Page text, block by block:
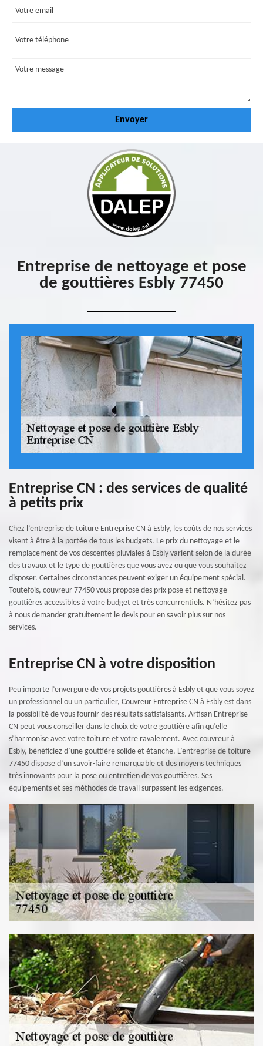
Entreprise de nettoyage et pose
de gouttières Esbly 77450
Entreprise CN : des services de qualité
à petits prix
Chez l’entreprise de toiture Entreprise CN à Esbly, les coûts de nos services
visent à être à la portée de tous les budgets. Le prix du nettoyage et le
remplacement de vos descentes pluviales à Esbly varient selon de la durée
des travaux et le type de gouttières que vous avez ou que vous souhaitez
disposer. Certaines circonstances peuvent exiger un équipement spécial.
Toutefois, couvreur 77450 vous propose des prix pose et nettoyage
gouttières accessibles à votre budget et très concurrentiels. N’hésitez pas
à nous demander gratuitement le devis pour en savoir plus sur nos
services.
Entreprise CN à votre disposition
Peu importe l’envergure de vos projets gouttières à Esbly et que vous soyez
un professionnel ou un particulier, Couvreur Entreprise CN à Esbly est dans
la possibilité de vous fournir des résultats satisfaisants. Artisan Entreprise
CN peut vous conseiller dans le choix de votre gouttière afin qu’elle
s’harmonise avec votre toiture et votre ravalement. Avec couvreur à
Esbly, bénéficiez d’une gouttière solide et étanche. L’entreprise de toiture
77450 dispose d’un savoir-faire remarquable et des moyens techniques
très innovants pour la pose ou entretien de vos gouttières. Ses
équipements et ses méthodes de travail surpassent les exigences.